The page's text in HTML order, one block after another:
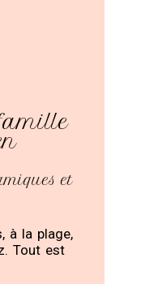
et
à la plage,
Tout est